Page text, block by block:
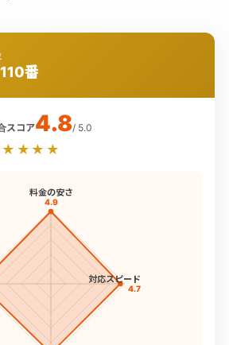
番
スコア4.8/ 5.0
料金の安さ
4.9
対応スピード
4.7